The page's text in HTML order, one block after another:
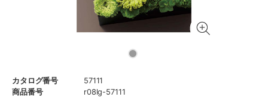
カタログ番号
57111
商品番号
r08lg-57111